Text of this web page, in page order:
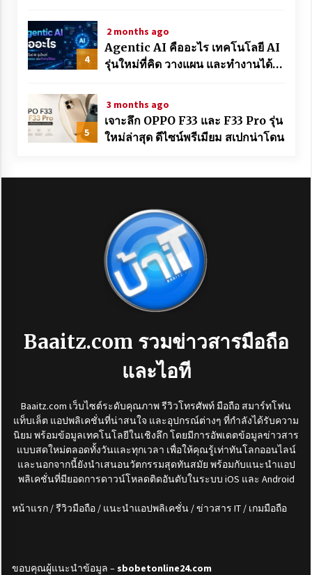
4
2 months ago
Agentic AI คืออะไร เทคโนโลยี AI
รุ่นใหม่ที่คิด วางแผน และทำงานได้
5
3 months ago
เจาะลึก OPPO F33 และ F33 Pro รุ่น
ใหม่ล่าสุด ดีไซน์พรีเมียม สเปกน่าโดน
Baaitz.com รวมข่าวสารมือถือ
และไอที
Baaitz.com เว็บไซต์ระดับคุณภาพ รีวิวโทรศัพท์ มือถือ สมาร์ทโฟน
แท็บเล็ต แอปพลิเคชั่นที่น่าสนใจ และอุปกรณ์ต่างๆ ที่กำลังได้รับความ
นิยม พร้อมข้อมูลเทคโนโลยีในเชิงลึก โดยมีการอัพเดตข้อมูลข่าวสาร
แบบสดใหม่ตลอดทั้งวันและทุกเวลา เพื่อให้คุณรู้เท่าทันโลกออนไลน์
และนอกจากนี้ยังนำเสนอนวัตกรรมสุดทันสมัย พร้อมกับแนะนำแอป
พลิเคชั่นที่มียอดการดาวน์โหลดติดอันดับในระบบ iOS และ Android
หน้าแรก / รีวิวมือถือ / แนะนำแอปพลิเคชั่น / ข่าวสาร IT / เกมมือถือ
ขอบคุณผู้แนะนำข้อมูล – sbobetonline24.com